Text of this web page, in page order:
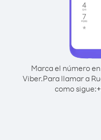
Marca el número
Viber.Para llamar a
como sigue:+